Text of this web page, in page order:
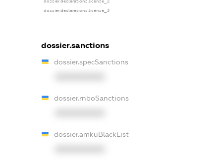
dossier.declarations.license_2
dossier.declarations.license_3
dossier.sanctions
dossier.specSanctions
dossier.rnboSanctions
dossier.amkuBlackList